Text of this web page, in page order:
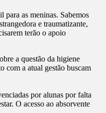
as meninas. Sabemos
e traumatizante,
terão o apoio
a questão da higiene
com a atual gestão buscam
por alunas por falta
O acesso ao absorvente